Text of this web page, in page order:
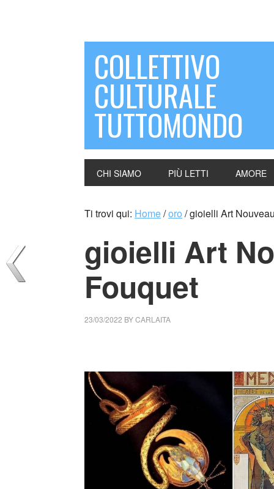
COLLETTIVO
CULTURALE
TUTTOMONDO
CHI SIAMO PIÙ LETTI AMORE
Ti trovi qui: Home/oro /gioielli Art
gioielli Art
Fouquet
23/03/2022 BYCARLAITA